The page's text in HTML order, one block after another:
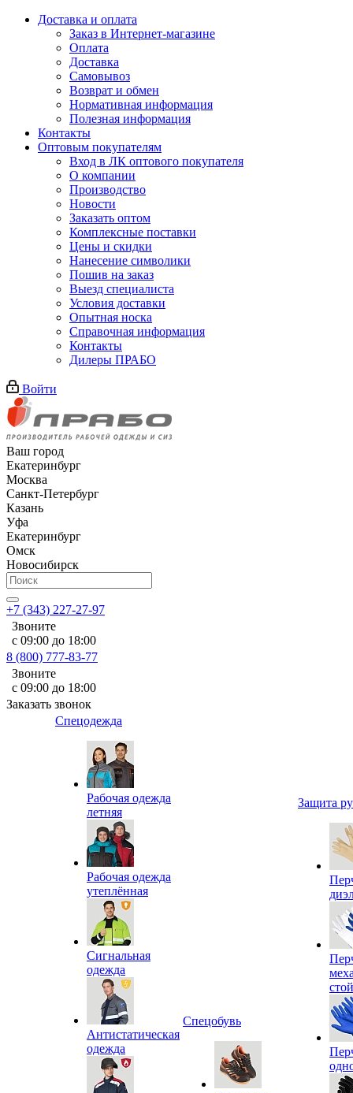
Доставка и оплата
Заказ в Интернет-магазине
Оплата
Доставка
Самовывоз
Возврат и обмен
Нормативная информация
Полезная информация
Контакты
Оптовым покупателям
Вход в ЛК оптового покупателя
О компании
Производство
Новости
Заказать оптом
Комплексные поставки
Цены и скидки
Нанесение символики
Пошив на заказ
Выезд специалиста
Условия доставки
Опытная носка
Справочная информация
Контакты
Дилеры ПРАБО
Войти
Ваш город
Екатеринбург
Москва
Санкт-Петербург
Казань
Уфа
Екатеринбург
Омск
Новосибирск
+7 (343) 227-27-97
Звоните
с 09:00 до 18:00
8 (800) 777-83-77
Звоните
с 09:00 до 18:00
Заказать звонок
Спецодежда
Рабочая одежда
летняя
Рабочая одежда
утеплённая
Сигнальная
одежда
Антистатическая
одежда
Спецобувь
Защита